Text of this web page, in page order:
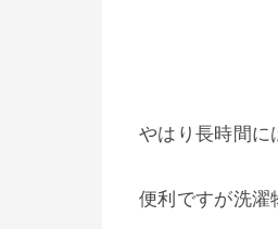
やはり長時間に
便利ですが洗濯